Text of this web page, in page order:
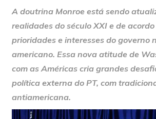
A doutrina Monroe está sendo
realidades do século XXI e de
prioridades e interesses do governo
americano. Essa nova atitude de
com as Américas cria grandes
política externa do PT, com
antiamericana.